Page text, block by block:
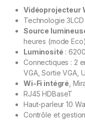
Vidéoprojecteur
Technologie 3LCD
Source
heures (mode Eco)
Luminosité :
Connectiques : 2
VGA, Sortie VGA,
Wi-Fi intégré ,
RJ45 HDBaseT
Haut-parleur 10
Contrôle et